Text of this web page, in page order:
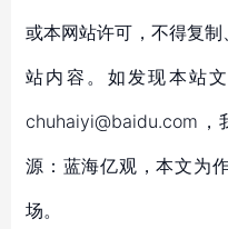
或本网站许可，不得复
站内容。如发现本站
chuhaiyi@baidu.com
源：蓝海亿观，本文为
场。